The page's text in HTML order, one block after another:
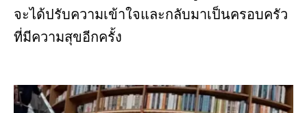
จะได้ปรับความเข้าใจและกลับมาเป็นครอบครัว
ที่มีความสุขอีกครั้ง